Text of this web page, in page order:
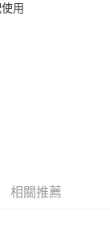
業銀行
用
相關推薦